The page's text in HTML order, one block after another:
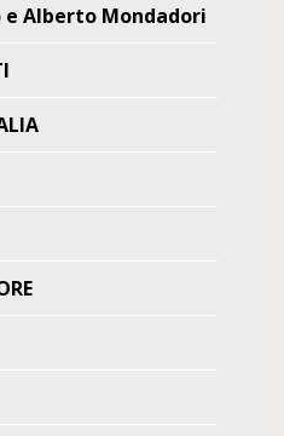
e Alberto Mondadori